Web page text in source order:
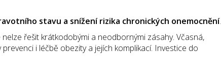
stavu a snížení rizika chronických onemocnění.
řešit krátkodobými a neodbornými zásahy. Včasná,
i léčbě obezity a jejích komplikací. Investice do